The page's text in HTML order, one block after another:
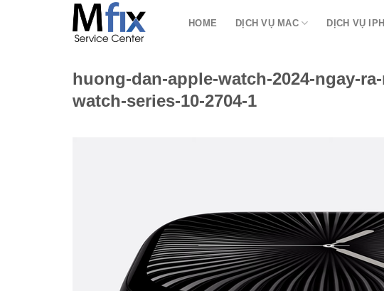
HOME DỊCH VỤ MAC DỊCH VỤ
huong-dan-apple-watch-2024-ngay-
watch-series-10-2704-1